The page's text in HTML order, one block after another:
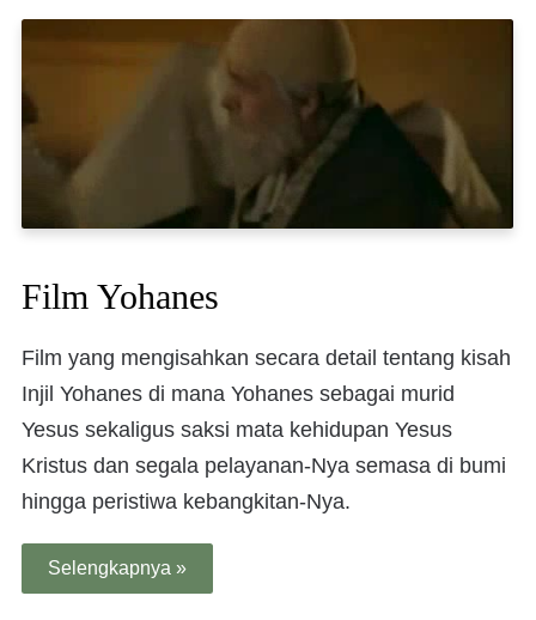
Film Yohanes
Film yang mengisahkan secara detail tentang kisah
Injil Yohanes di mana Yohanes sebagai murid
Yesus sekaligus saksi mata kehidupan Yesus
Kristus dan segala pelayanan-Nya semasa di bumi
hingga peristiwa kebangkitan-Nya.
Selengkapnya »